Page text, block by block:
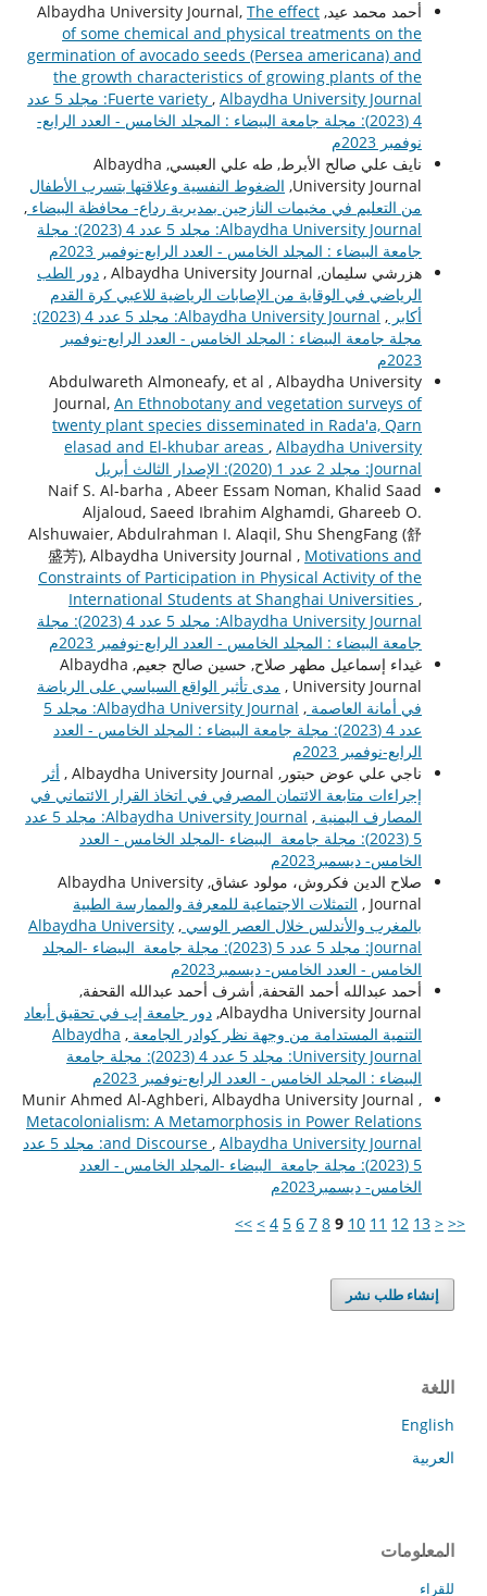
أحمد محمد عيد, Albaydha University Journal, The effect
of some chemical and physical treatments on the
germination of avocado seeds (Persea americana) and
the growth characteristics of growing plants of the
Fuerte variety,
Albaydha University Journal: مجلد 5 عدد
4 (2023): مجلة جامعة البيضاء : المجلد الخامس - العدد الرابع-
نوفمبر 2023م
نايف علي صالح الأبرط, طه علي العبسي, Albaydha
University Journal, الضغوط النفسية وعلاقتها بتسرب الأطفال
من التعليم في مخيمات النازحين بمديرية رداع- محافظة البيضاء ,
Albaydha University Journal: مجلد 5 عدد 4 (2023): مجلة
جامعة البيضاء : المجلد الخامس - العدد الرابع-نوفمبر 2023م
هزرشي سليمان, Albaydha University Journal ,
دور الطب
الرياضي في الوقاية من الإصابات الرياضية للاعبي كرة القدم
أكابر ,
Albaydha University Journal: مجلد 5 عدد 4 (2023):
مجلة جامعة البيضاء : المجلد الخامس - العدد الرابع-نوفمبر
2023م
Abdulwareth Almoneafy, et al , Albaydha University
Journal,An Ethnobotany and vegetation surveys of
twenty plant species disseminated in Rada'a, Qarn
elasad and El-khubar areas,Albaydha University
Journal: مجلد 2 عدد 1 (2020): الإصدار الثالث أبريل
Naif S. Al-barha , Abeer Essam Noman, Khalid Saad
Aljaloud, Saeed Ibrahim Alghamdi, Ghareeb O.
Alshuwaier, Abdulrahman I. Alaqil, Shu ShengFang (舒
盛芳), Albaydha University Journal , Motivations and
Constraints of Participation in Physical Activity of the
International Students at Shanghai Universities,
Albaydha University Journal: مجلد 5 عدد 4 (2023): مجلة
جامعة البيضاء : المجلد الخامس - العدد الرابع-نوفمبر 2023م
غيداء إسماعيل مطهر صلاح, حسين صالح جعيم, Albaydha
University Journal ,
مدى تأثير الواقع السياسي على الرياضة
في أمانة العاصمة ,
Albaydha University Journal: مجلد 5
عدد 4 (2023): مجلة جامعة البيضاء : المجلد الخامس - العدد
الرابع-نوفمبر 2023م
ناجي علي عوض حبتور, Albaydha University Journal ,
أثر
إجراءات متابعة الائتمان المصرفي في اتخاذ القرار الائتماني في
المصارف اليمنية ,
Albaydha University Journal: مجلد 5 عدد
5 (2023): مجلة جامعة البيضاء -المجلد الخامس - العدد
الخامس- ديسمبر2023م
صلاح الدين فكروش، مولود عشاق, Albaydha University
Journal ,
التمثلات الاجتماعية للمعرفة والممارسة الطبية
بالمغرب والأندلس خلال العصر الوسي ,
Albaydha University
Journal: مجلد 5 عدد 5 (2023): مجلة جامعة البيضاء -المجلد
الخامس - العدد الخامس- ديسمبر2023م
أحمد عبدالله أحمد القحفة, أشرف أحمد عبدالله القحفة,
Albaydha University Journal, دور جامعة إب في تحقيق أبعاد
التنمية المستدامة من وجهة نظر كوادر الجامعة ,
Albaydha
University Journal: مجلد 5 عدد 4 (2023): مجلة جامعة
البيضاء : المجلد الخامس - العدد الرابع-نوفمبر 2023م
Munir Ahmed Al-Aghberi, Albaydha University Journal ,
Metacolonialism: A Metamorphosis in Power Relations
and Discourse,
Albaydha University Journal: مجلد 5 عدد
5 (2023): مجلة جامعة البيضاء -المجلد الخامس - العدد
الخامس- ديسمبر2023م
<<
<
4 5 6 7 8 9 10 11 12 13
>
>>
إنشاء طلب نشر
اللغة
English
العربية
المعلومات
للقراء